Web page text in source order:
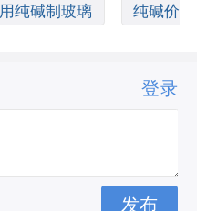
用纯碱制玻璃 纯碱价
登录